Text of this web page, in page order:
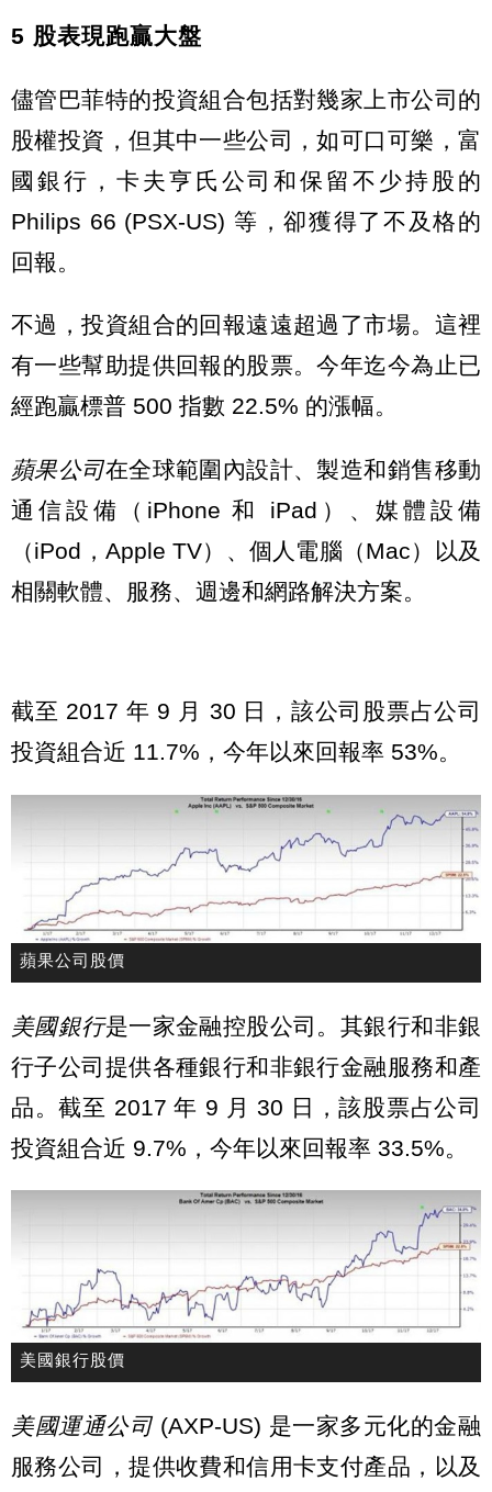
5 股表現跑贏大盤
儘管巴菲特的投資組合包括對幾家上市公司的
股權投資，但其中一些公司，如可口可樂，富
國銀行，卡夫亨氏公司和保留不少持股的
Philips 66 (PSX-US) 等，卻獲得了不及格的
回報。
不過，投資組合的回報遠遠超過了市場。這裡
有一些幫助提供回報的股票。今年迄今為止已
經跑贏標普 500 指數 22.5% 的漲幅。
蘋果公司在全球範圍內設計、製造和銷售移動
通信設備（iPhone 和 iPad）、媒體設備
（iPod，Apple TV）、個人電腦（Mac）以及
相關軟體、服務、週邊和網路解決方案。
截至 2017 年 9 月 30 日，該公司股票占公司
投資組合近 11.7%，今年以來回報率 53%。
蘋果公司股價
美國銀行是一家金融控股公司。其銀行和非銀
行子公司提供各種銀行和非銀行金融服務和產
品。截至 2017 年 9 月 30 日，該股票占公司
投資組合近 9.7%，今年以來回報率 33.5%。
美國銀行股價
美國運通公司(AXP-US) 是一家多元化的金融
服務公司，提供收費和信用卡支付產品，以及